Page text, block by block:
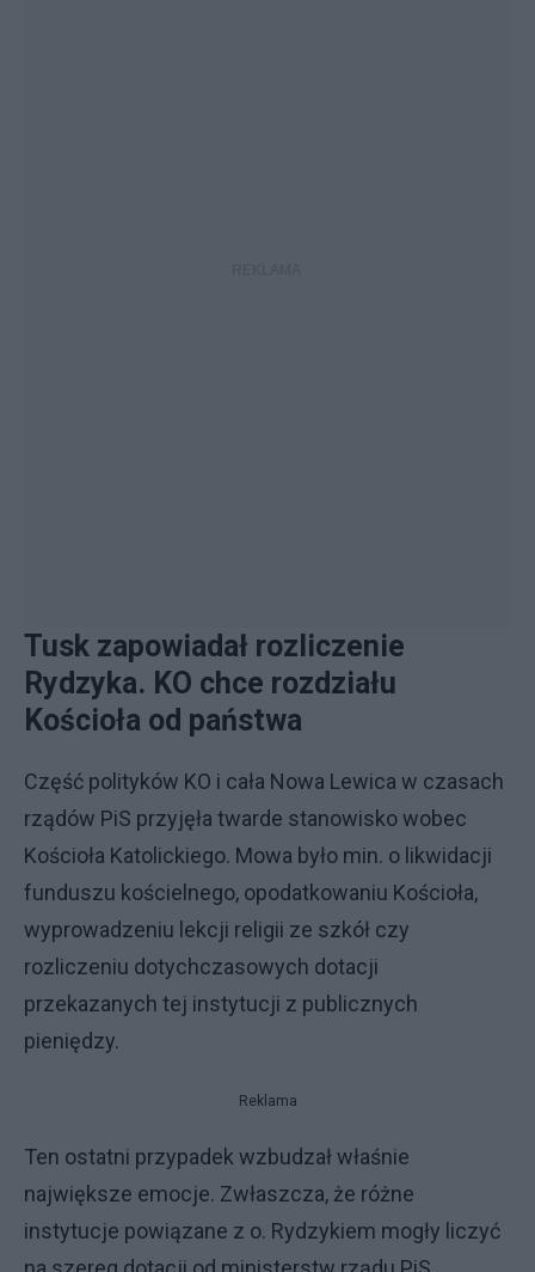
Tusk zapowiadał rozliczenie
Rydzyka. KO chce rozdziału
Kościoła od państwa
Część polityków KO i cała Nowa Lewica w czasach
rządów PiS przyjęła twarde stanowisko wobec
Kościoła Katolickiego. Mowa było min. o likwidacji
funduszu kościelnego, opodatkowaniu Kościoła,
wyprowadzeniu lekcji religii ze szkół czy
rozliczeniu dotychczasowych dotacji
przekazanych tej instytucji z publicznych
pieniędzy.
Reklama
Ten ostatni przypadek wzbudzał właśnie
największe emocje. Zwłaszcza, że różne
instytucje powiązane z o. Rydzykiem mogły liczyć